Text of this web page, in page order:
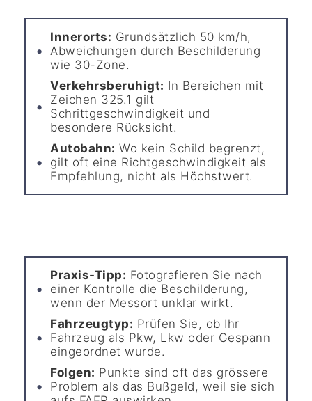
Innerorts: Grundsätzlich 50 km/h,
Abweichungen durch Beschilderung
wie 30-Zone.
Verkehrsberuhigt: In Bereichen mit
Zeichen 325.1 gilt
Schrittgeschwindigkeit und
besondere Rücksicht.
Autobahn: Wo kein Schild begrenzt,
gilt oft eine Richtgeschwindigkeit als
Empfehlung, nicht als Höchstwert.
Praxis-Tipp: Fotografieren Sie nach
einer Kontrolle die Beschilderung,
wenn der Messort unklar wirkt.
Fahrzeugtyp: Prüfen Sie, ob Ihr
Fahrzeug als Pkw, Lkw oder Gespann
eingeordnet wurde.
Folgen: Punkte sind oft das grössere
Problem als das Bußgeld, weil sie sich